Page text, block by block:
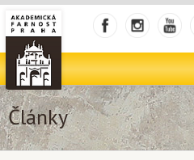
Články